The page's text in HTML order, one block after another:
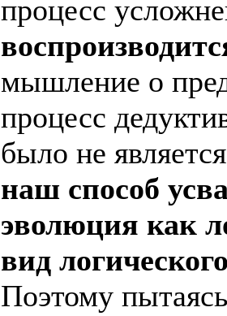
процесс
мышление о
процесс
было не
наш способ
эволюция как
вид
Поэтому